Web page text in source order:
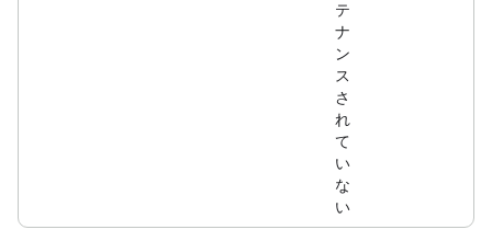
テ
ナ
ン
ス
さ
れ
て
い
な
い